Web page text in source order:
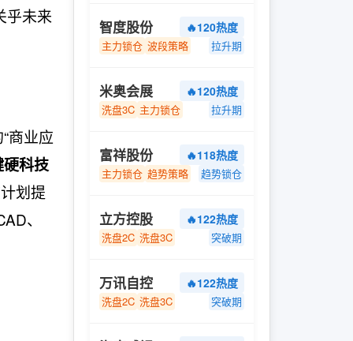
乎未来
商业应
科技
划提
、
智度股份 🔥120热度
主力锁仓 波段策略 拉升期
米奥会展 🔥120热度
洗盘3C 主力锁仓 拉升期
富祥股份 🔥118热度
主力锁仓 趋势策略 趋势锁仓
立方控股 🔥122热度
洗盘2C 洗盘3C 突破期
万讯自控 🔥122热度
洗盘2C 洗盘3C 突破期